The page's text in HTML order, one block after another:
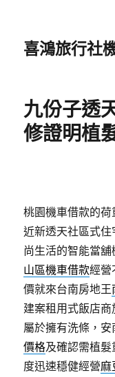
喜鴻旅行社
九份子透
修證明植
桃園機車借款的荷
近新透天社區式住
尚生活的智能當
山區機車借款經營
價就來台南房地王
建案租用式飯店
屬於擁有洗條，
價格及確認需植
度迅速穩健經營麻